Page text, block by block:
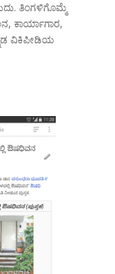
ತಿಂಗಳಿಗೊಮ್ಮೆ
ಕಾರ್ಯಾಗಾರ,
ವಿಕಿಪೀಡಿಯ